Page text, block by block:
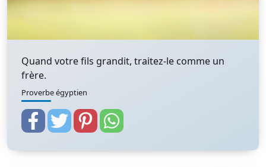
Quand votre fils grandit, traitez-le comme un
frère.
Proverbe égyptien